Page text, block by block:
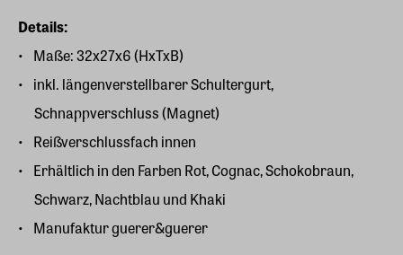
Details:
Maße: 32x27x6 (HxTxB)
inkl. längenverstellbarer Schultergurt,
Schnappverschluss (Magnet)
Reißverschlussfach innen
Erhältlich in den Farben Rot, Cognac, Schokobraun,
Schwarz, Nachtblau und Khaki
Manufaktur guerer&guerer